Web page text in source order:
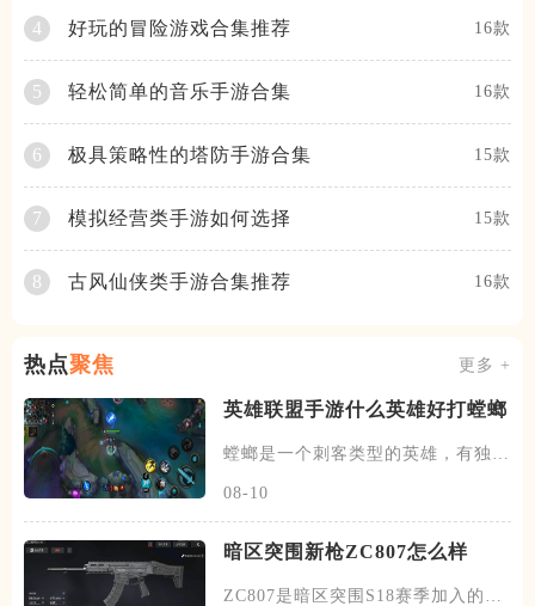
4 好玩的冒险游戏合集推荐 16款
5 轻松简单的音乐手游合集 16款
6 极具策略性的塔防手游合集 15款
7 模拟经营类手游如何选择 15款
8 古风仙侠类手游合集推荐 16款
热点聚焦 更多 +
英雄联盟手游什么英雄好打螳螂
螳螂是一个刺客类型的英雄，有独特
08-10
暗区突围新枪ZC807怎么样
ZC807是暗区突围S18赛季加入的新